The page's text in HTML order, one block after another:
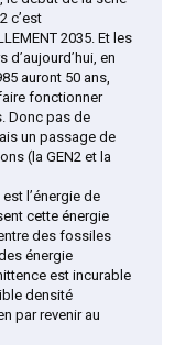
c’est
2035. Et les
d’aujourd’hui, en
auront 50 ans,
fonctionner
Donc pas de
un passage de
(la GEN2 et la
l’énergie de
cette énergie
des fossiles
énergie
est incurable
densité
par revenir au